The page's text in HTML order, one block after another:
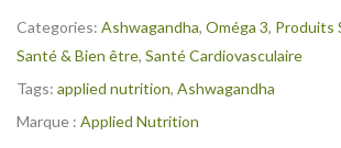
Categories: Ashwagandha, Oméga 3, Produits
Santé & Bien être, Santé Cardiovasculaire
Tags: applied nutrition, Ashwagandha
Marque : Applied Nutrition